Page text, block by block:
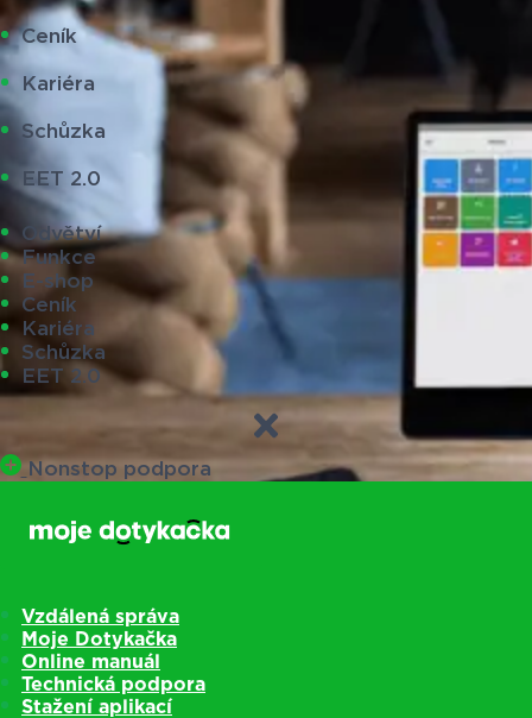
Ceník
Kariéra
Schůzka
EET 2.0
Odvětví
Funkce
E-shop
Ceník
Kariéra
Schůzka
EET 2.0
Nonstop podpora
Vzdálená správa
Moje Dotykačka
Online manuál
Technická podpora
Stažení aplikací